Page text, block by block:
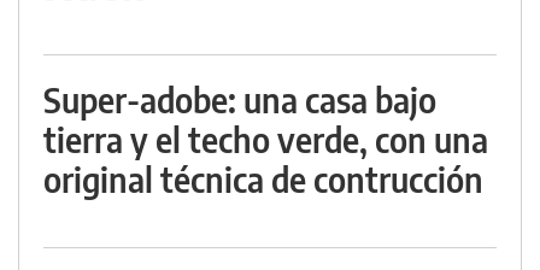
Super-adobe: una casa bajo
tierra y el techo verde, con una
original técnica de contrucción